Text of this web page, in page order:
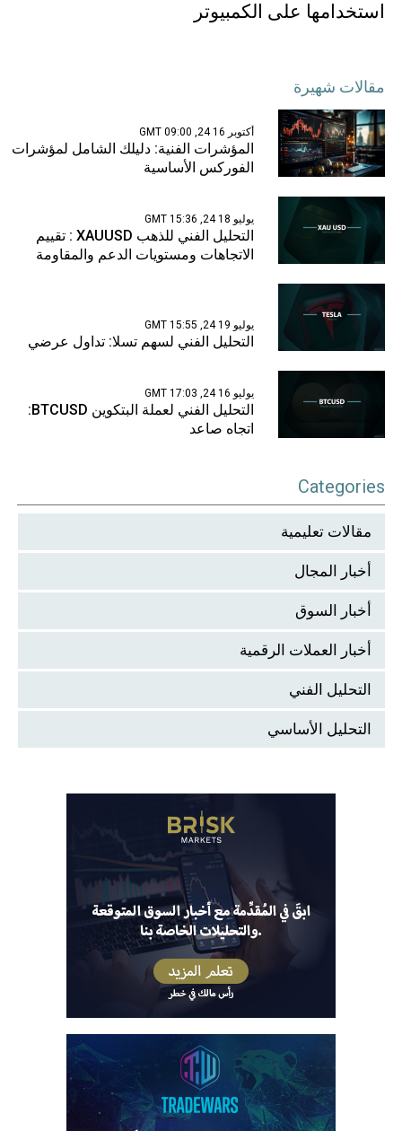
استخدامها على الكمبيوتر
مقالات شهيرة
أكتوبر 16 24, 09:00 GMT
المؤشرات الفنية: دليلك الشامل لمؤشرات
الفوركس الأساسية
يوليو 18 24, 15:36 GMT
التحليل الفني للذهب XAUUSD : تقييم
الاتجاهات ومستويات الدعم والمقاومة
يوليو 19 24, 15:55 GMT
التحليل الفني لسهم تسلا: تداول عرضي
يوليو 16 24, 17:03 GMT
التحليل الفني لعملة البتكوين BTCUSD:
اتجاه صاعد
Categories
مقالات تعليمية
أخبار المجال
أخبار السوق
أخبار العملات الرقمية
التحليل الفني
التحليل الأساسي